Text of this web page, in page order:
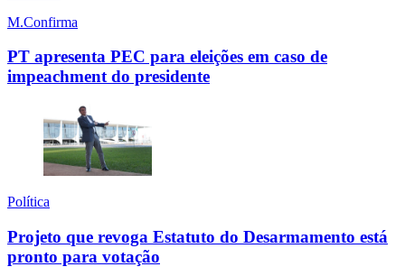
M.Confirma
PT apresenta PEC para eleições em caso de
impeachment do presidente
Política
Projeto que revoga Estatuto do Desarmamento está
pronto para votação